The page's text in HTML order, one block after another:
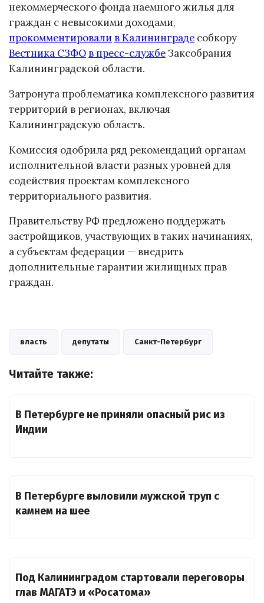
некоммерческого фонда наемного жилья для
граждан с невысокими доходами,
прокомментировали в Калининграде собкору
Вестника СЗФО в пресс-службеЗаксобрания
Калининградской области.
Затронута проблематика комплексного развития
территорий в регионах, включая
Калининградскую область.
Комиссия одобрила ряд рекомендаций органам
исполнительной власти разных уровней для
содействия проектам комплексного
территориального развития.
Правительству РФ предложено поддержать
застройщиков, участвующих в таких начинаниях,
а субъектам федерации — внедрить
дополнительные гарантии жилищных прав
граждан.
власть депутаты Санкт-Петербург
Читайте также:
В Петербурге не приняли опасный рис из
Индии
В Петербурге выловили мужской труп с
камнем на шее
Под Калининградом стартовали переговоры
глав МАГАТЭ и «Росатома»